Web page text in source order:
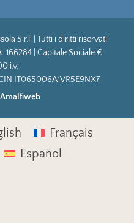
S.r.l. | Tutti i diritti riservati
166284 | Capitale Sociale €
i.v.
IT065006A1VR5E9NX7
Amalfiweb
Français
Español